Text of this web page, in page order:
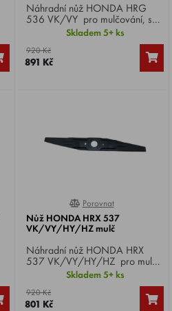
Náhradní nůž HONDA HRG
536 VK/VY pro mulčování, se
záběrem 53 cm, vhodný pro
HONDA HRG 536 VK/VY .
Skladem 5+ ks
920 Kč
891 Kč
0%
Porovnat
Nůž HONDA HRX 537
VK/VY/HY/HZ mulč
Náhradní nůž HONDA HRX
537 VK/VY/HY/HZ pro mulč,
se záběrem 53 cm, vhodný pro
HONDA HRX 537
VK/VY/HY/HZ .
Skladem 5+ ks
920 Kč
801 Kč